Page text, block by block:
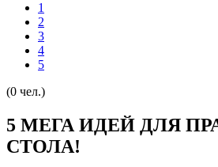
1
2
3
4
5
(0 чел.)
5 МЕГА ИДЕЙ ДЛЯ
СТОЛА!